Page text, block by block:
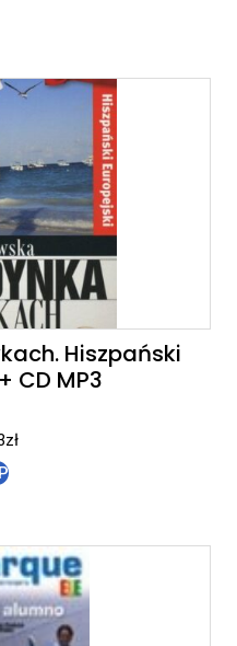
Hiszpański
CD MP3
zł